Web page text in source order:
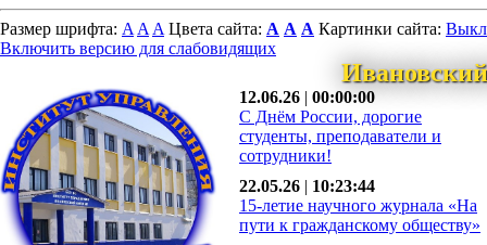
Размер шрифта: A A A Цвета сайта: A A A Картинки сайта: Выкл
Включить версию для слабовидящих
12.06.26 | 00:00:00
С Днём России, дорогие
студенты, преподаватели и
сотрудники!
22.05.26 | 10:23:44
15-летие научного журнала «На
пути к гражданскому обществу»